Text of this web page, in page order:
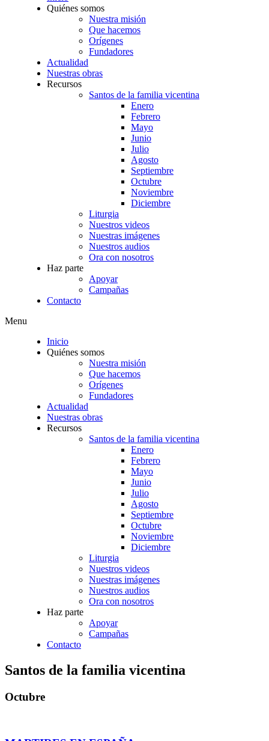
Quiénes somos
Nuestra misión
Que hacemos
Orígenes
Fundadores
Actualidad
Nuestras obras
Recursos
Santos de la familia vicentina
Enero
Febrero
Mayo
Junio
Julio
Agosto
Septiembre
Octubre
Noviembre
Diciembre
Liturgia
Nuestros videos
Nuestras imágenes
Nuestros audios
Ora con nosotros
Haz parte
Apoyar
Campañas
Contacto
Menu
Inicio
Quiénes somos
Nuestra misión
Que hacemos
Orígenes
Fundadores
Actualidad
Nuestras obras
Recursos
Santos de la familia vicentina
Enero
Febrero
Mayo
Junio
Julio
Agosto
Septiembre
Octubre
Noviembre
Diciembre
Liturgia
Nuestros videos
Nuestras imágenes
Nuestros audios
Ora con nosotros
Haz parte
Apoyar
Campañas
Contacto
Santos de la familia vicentina
Octubre